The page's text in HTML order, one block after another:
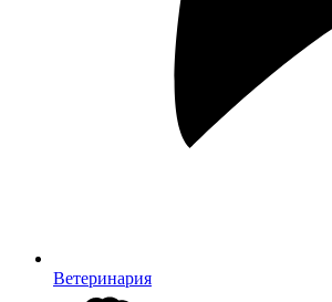
Ветеринария